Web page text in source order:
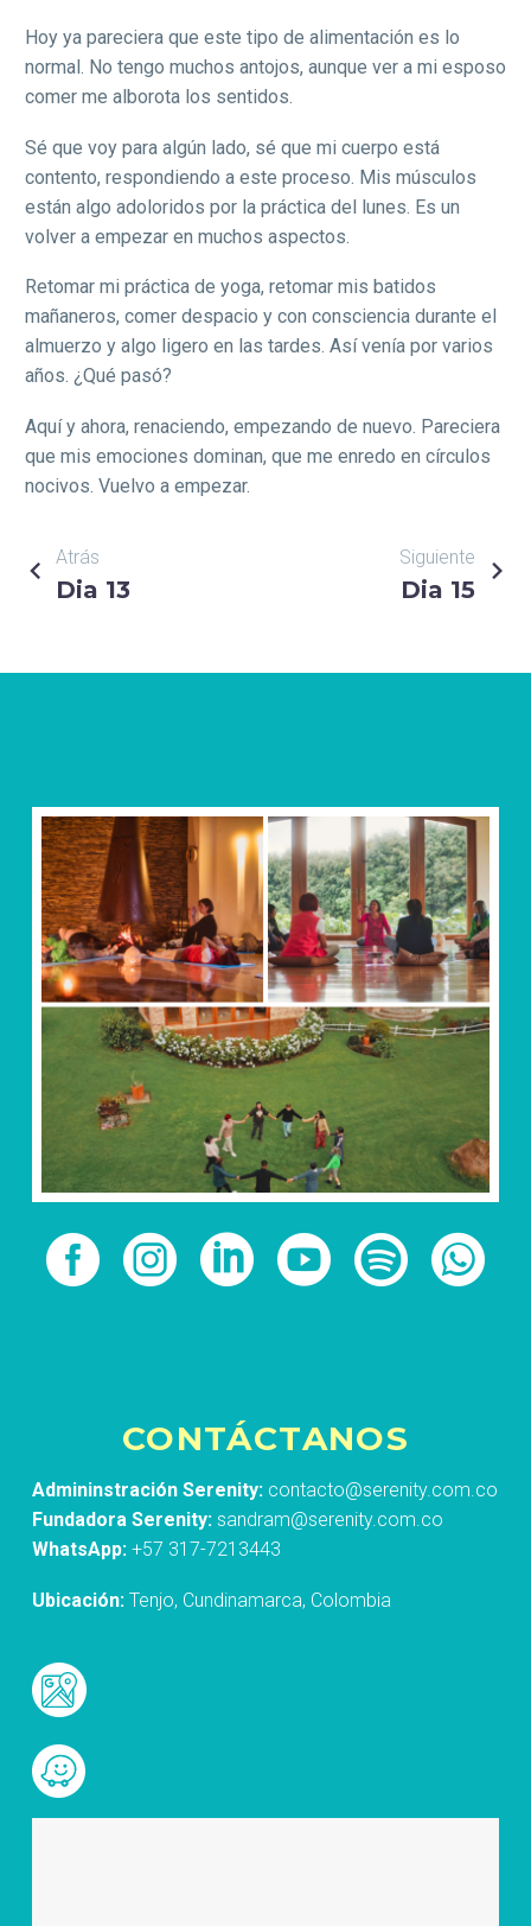
Hoy ya pareciera que este tipo de alimentación es lo
normal. No tengo muchos antojos, aunque ver a mi esposo
comer me alborota los sentidos.
Sé que voy para algún lado, sé que mi cuerpo está
contento, respondiendo a este proceso. Mis músculos
están algo adoloridos por la práctica del lunes. Es un
volver a empezar en muchos aspectos.
Retomar mi práctica de yoga, retomar mis batidos
mañaneros, comer despacio y con consciencia durante el
almuerzo y algo ligero en las tardes. Así venía por varios
años. ¿Qué pasó?
Aquí y ahora, renaciendo, empezando de nuevo. Pareciera
que mis emociones dominan, que me enredo en círculos
nocivos. Vuelvo a empezar.
NAVEGACIÓN
ENTRADAS
Atrás
Dia 13
Siguiente
Dia 15
CONTÁCTANOS
Admininstración Serenity: contacto@serenity.com.co
Fundadora Serenity: sandram@serenity.com.co
WhatsApp: +57 317-7213443
Ubicación: Tenjo, Cundinamarca, Colombia